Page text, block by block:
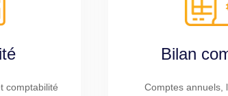
comptabilité
Bilan
Comptes annuels,